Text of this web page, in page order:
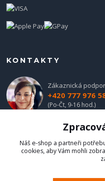
KONTAKTY
Zákaznická
+420 777 976
(Po-Čt, 9-16 hod.)
obchod@hadladla.cz
Náš e-shop a partneři
cookies, aby Vám mohli